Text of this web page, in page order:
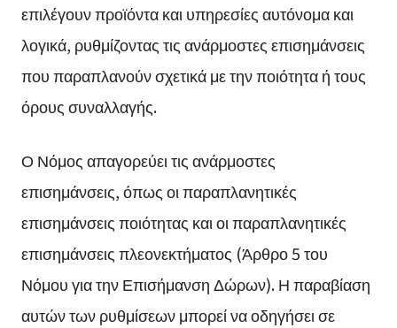
επιλέγουν προϊόντα και υπηρεσίες αυτόνομα και
λογικά, ρυθμίζοντας τις ανάρμοστες επισημάνσεις
που παραπλανούν σχετικά με την ποιότητα ή τους
όρους συναλλαγής.
Ο Νόμος απαγορεύει τις ανάρμοστες
επισημάνσεις, όπως οι παραπλανητικές
επισημάνσεις ποιότητας και οι παραπλανητικές
επισημάνσεις πλεονεκτήματος (Άρθρο 5 του
Νόμου για την Επισήμανση Δώρων). Η παραβίαση
αυτών των ρυθμίσεων μπορεί να οδηγήσει σε